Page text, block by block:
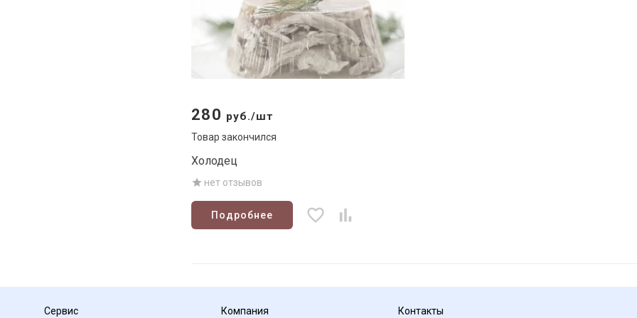
280 руб./шт
Товар закончился
Холодец
нет отзывов
Подробнее
Сервис Компания Контакты